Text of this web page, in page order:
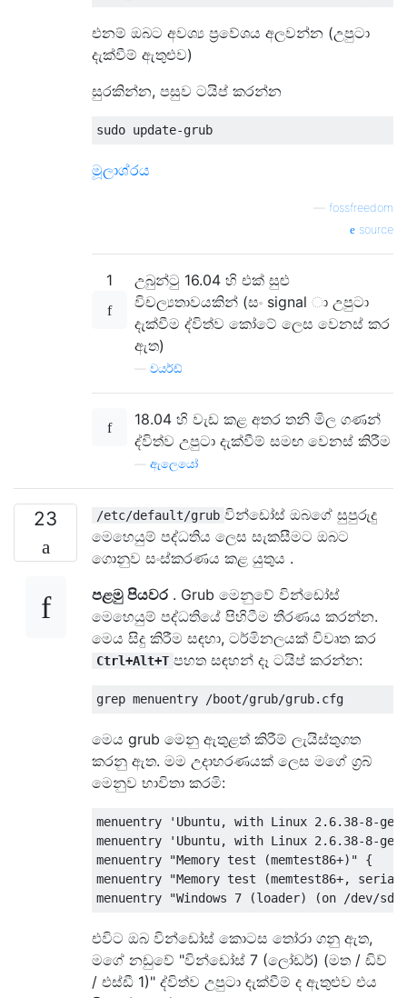
එනම් ඔබට අවශ්‍ය ප්‍රවේශය අලවන්න (උපුටා
දැක්වීම් ඇතුළුව)
සුරකින්න, පසුව ටයිප් කරන්න
මූලාශ්රය
fossfreedom
source
1
උබුන්ටු 16.04 හි එක් සුළු
විචල්‍යතාවයකින් (සං signal ා උපුටා
දැක්වීම ද්විත්ව කෝටේ ලෙස වෙනස් කර
ඇත)
වයර්ඩ්
18.04 හි වැඩ කළ අතර තනි මිල ගණන්
ද්විත්ව උපුටා දැක්වීම් සමඟ වෙනස් කිරීම
ඇලෙයෝ
23 /etc/default/grub වින්ඩෝස් ඔබගේ සුපුරුදු
මෙහෙයුම් පද්ධතිය ලෙස සැකසීමට ඔබට
ගොනුව සංස්කරණය කළ යුතුය .
පළමු පියවර . Grub මෙනුවේ වින්ඩෝස්
මෙහෙයුම් පද්ධතියේ පිහිටීම තීරණය කරන්න.
මෙය සිදු කිරීම සඳහා, ටර්මිනලයක් විවෘත කර
Ctrl+Alt+T පහත සඳහන් දෑ ටයිප් කරන්න:
මෙය grub මෙනු ඇතුළත් කිරීම් ලැයිස්තුගත
කරනු ඇත. මම උදාහරණයක් ලෙස මගේ ග්‍රබ්
මෙනුව භාවිතා කරමි:
menuentry 'Ubuntu, with Linux 2.6.38-8-
menuentry 'Ubuntu, with Linux 2.6.38-8-
menuentry "Memory test (memtest86+)" {
menuentry "Memory test (memtest86+,
එවිට ඔබ වින්ඩෝස් කොටස තෝරා ගනු ඇත,
මගේ නඩුවේ "වින්ඩෝස් 7 (ලෝඩර්) (මත / ඩිව්
/ එස්ඩී 1)" ද්විත්ව උපුටා දැක්වීම් ද ඇතුළුව එය